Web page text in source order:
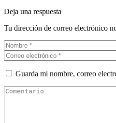
Deja una respuesta
Tu dirección de correo electrónico
Guarda mi nombre, correo